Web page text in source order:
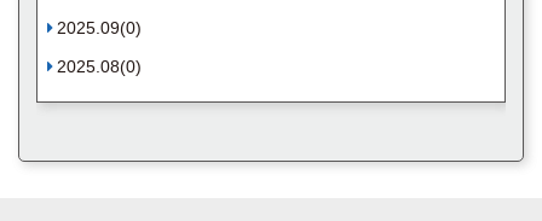
2025.09(0)
2025.08(0)